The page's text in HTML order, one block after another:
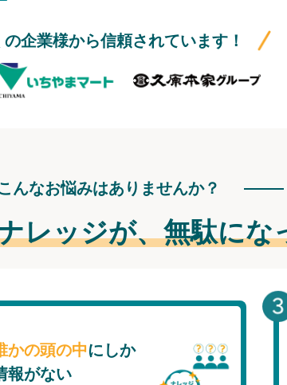
の企業様から信頼されています！
んなお悩みはありませんか？
レッジが、無駄にな
かの頭の中にしか
報がない